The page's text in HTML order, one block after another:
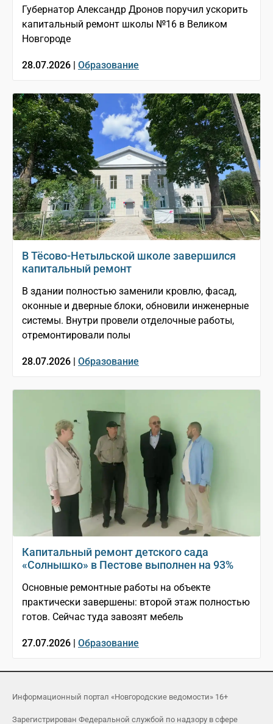
Губернатор Александр Дронов поручил ускорить
капитальный ремонт школы №16 в Великом
Новгороде
28.07.2026 | Образование
В Тёсово-Нетыльской школе завершился
капитальный ремонт
В здании полностью заменили кровлю, фасад,
оконные и дверные блоки, обновили инженерные
системы. Внутри провели отделочные работы,
отремонтировали полы
28.07.2026 | Образование
Капитальный ремонт детского сада
«Солнышко» в Пестове выполнен на 93%
Основные ремонтные работы на объекте
практически завершены: второй этаж полностью
готов. Сейчас туда завозят мебель
27.07.2026 | Образование
Информационный портал «Новгородские ведомости» 16+
Зарегистрирован Федеральной службой по надзору в сфере